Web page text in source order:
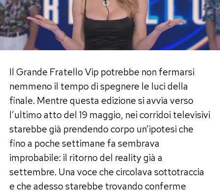
Il Grande Fratello Vip potrebbe non fermarsi
nemmeno il tempo di spegnere le luci della
finale. Mentre questa edizione si avvia verso
l’ultimo atto del 19 maggio, nei corridoi televisivi
starebbe già prendendo corpo un’ipotesi che
fino a poche settimane fa sembrava
improbabile: il ritorno del reality già a
settembre. Una voce che circolava sottotraccia
e che adesso starebbe trovando conferme